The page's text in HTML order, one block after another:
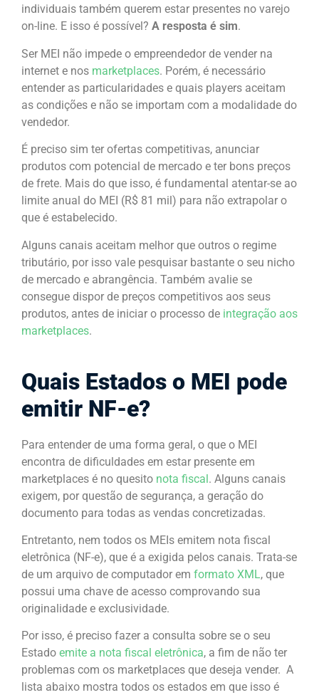
individuais também querem estar presentes no varejo
on-line. E isso é possível? A resposta é sim.
Ser MEI não impede o empreendedor de vender na
internet e nos marketplaces. Porém, é necessário
entender as particularidades e quais players aceitam
as condições e não se importam com a modalidade do
vendedor.
É preciso sim ter ofertas competitivas, anunciar
produtos com potencial de mercado e ter bons preços
de frete. Mais do que isso, é fundamental atentar-se ao
limite anual do MEI (R$ 81 mil) para não extrapolar o
que é estabelecido.
Alguns canais aceitam melhor que outros o regime
tributário, por isso vale pesquisar bastante o seu nicho
de mercado e abrangência. Também avalie se
consegue dispor de preços competitivos aos seus
produtos, antes de iniciar o processo de integração aos
marketplaces.
Quais Estados o MEI pode
emitir NF-e?
Para entender de uma forma geral, o que o MEI
encontra de dificuldades em estar presente em
marketplaces é no quesito nota fiscal. Alguns canais
exigem, por questão de segurança, a geração do
documento para todas as vendas concretizadas.
Entretanto, nem todos os MEIs emitem nota fiscal
eletrônica (NF-e), que é a exigida pelos canais. Trata-se
de um arquivo de computador em formato XML, que
possui uma chave de acesso comprovando sua
originalidade e exclusividade.
Por isso, é preciso fazer a consulta sobre se o seu
Estado emite a nota fiscal eletrônica, a fim de não ter
problemas com os marketplaces que deseja vender. A
lista abaixo mostra todos os estados em que isso é